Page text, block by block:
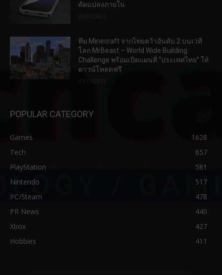
ดัดแปลงภายใน
ทีม Minecraft จากไทยคว้าอันดับ 2 บนเวที
โลก MrBeast – World Wide Building
Challenge พร้อมเปิดแผนที่ “ประเทศไทย” ให้
ดาวน์โหลดฟรี
17/11/2025
POPULAR CATEGORY
Games
1628
Tech
657
PlayStation
581
Nintendo
517
PC/Steam
478
PR News
440
Xbox
427
Hobbies
411